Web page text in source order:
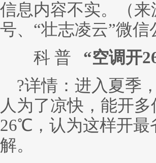
信息内容不实。（
号、“壮志凌云”微信
科 普
“空调开
?详情：进入夏季
人为了凉快，能开
26℃，认为这样开最
解。